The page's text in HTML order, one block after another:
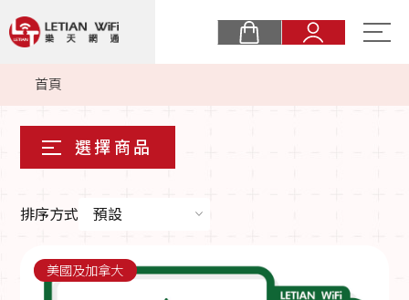
關於樂天
購物須知
最新消息
eSIM
實體卡
首頁
排序方式 預設
美國及加拿大